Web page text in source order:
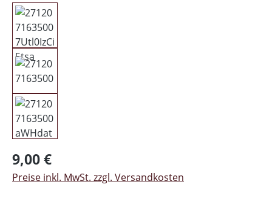
Regulärer Preis:
9,00 €
Preise inkl. MwSt. zzgl. Versandkosten